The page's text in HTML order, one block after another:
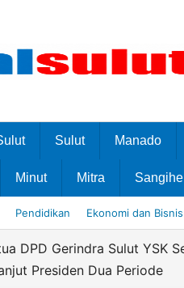
Sulut Manado
Minut Mitra Sangihe
Pendidikan Ekonomi dan Bisnis
DPD Gerindra Sulut YSK
Presiden Dua Periode